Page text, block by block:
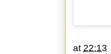
at 22:13